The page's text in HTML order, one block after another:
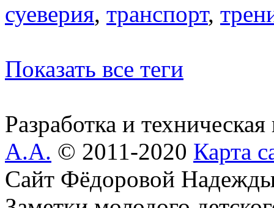
суеверия, транспорт,
Показать все теги
Разработка и
А.А. © 2011-2020 Карта
Сайт Фёдоровой